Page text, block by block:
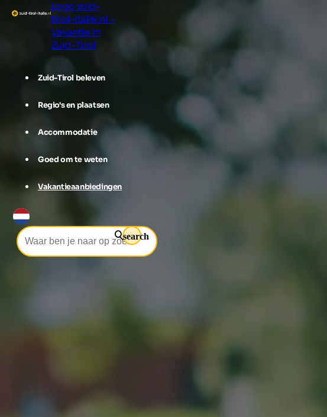
Logo zuid-
tirol-italie.nl -
Vakantie in
Zuid-Tirol
Zuid-Tirol beleven
Regio's en plaatsen
Accommodatie
Goed om te weten
Vakantieaanbiedingen
search